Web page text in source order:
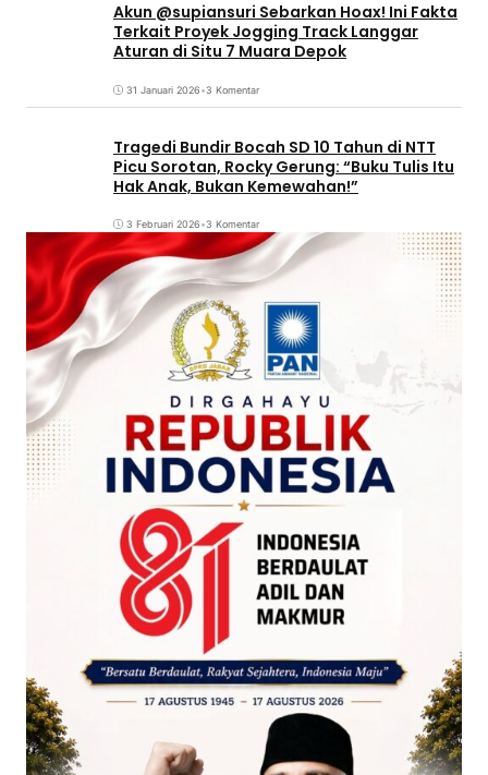
Akun @supiansuri Sebarkan Hoax! Ini Fakta
Terkait Proyek Jogging Track Langgar
Aturan di Situ 7 Muara Depok
31 Januari 2026•3 Komentar
Tragedi Bundir Bocah SD 10 Tahun di NTT
Picu Sorotan, Rocky Gerung: “Buku Tulis Itu
Hak Anak, Bukan Kemewahan!”
3 Februari 2026•3 Komentar